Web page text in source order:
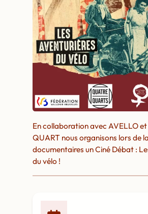
En collaboration avec AVELLO et
QUART nous organisons lors de
documentaires un Ciné Débat :
du vélo !